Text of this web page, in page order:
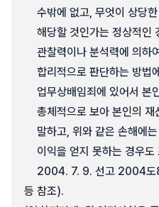
수밖에 없고, 무엇이 상당
해당할 것인가는 정상적인
관찰력이나 분석력에 의하
합리적으로 판단하는 방법
업무상배임죄에 있어서 본
총체적으로 보아 본인의
말하고, 위와 같은 손해에
이익을 얻지 못하는 경우
2004. 7. 9. 선고 2004도
등 참조).